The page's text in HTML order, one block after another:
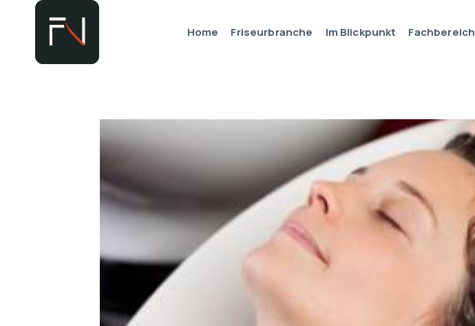
springen
Home Friseurbranche Im Blickpunkt Fachbereich